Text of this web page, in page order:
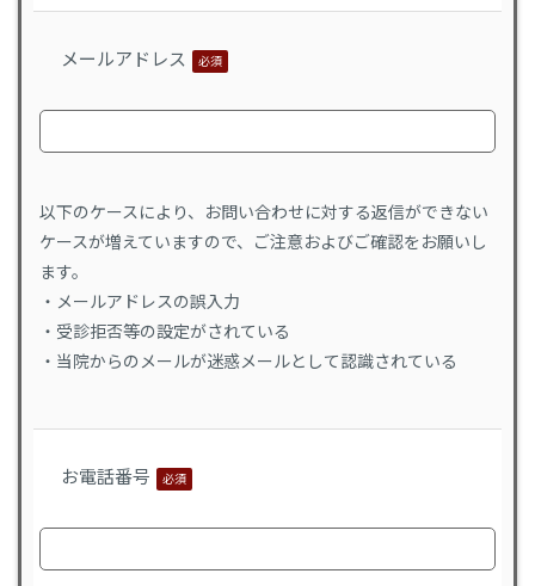
メールアドレス 必須
以下のケースにより、お問い合わせに対する返信ができない
ケースが増えていますので、ご注意およびご確認をお願いし
ます。
・メールアドレスの誤入力
・受診拒否等の設定がされている
・当院からのメールが迷惑メールとして認識されている
お電話番号 必須